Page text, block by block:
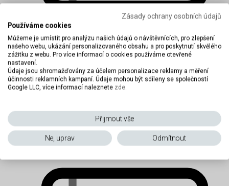
Matrace pro alergiky
Zásady ochrany osobních údajů
Používáme cookies
Můžeme je umístit pro analýzu našich údajů o návštěvnících, pro zlepšení
našeho webu, ukázání personalizovaného obsahu a pro poskytnutí skvělého
zážitku z webu. Pro více informací o cookies používáme otevřené
nastavení.
Údaje jsou shromažďovány za účelem personalizace reklamy a měření
účinnosti reklamních kampaní. Údaje mohou být sdíleny se společností
Google LLC, více informací naleznete zde.
Přijmout vše
Ne, uprav Odmítnout